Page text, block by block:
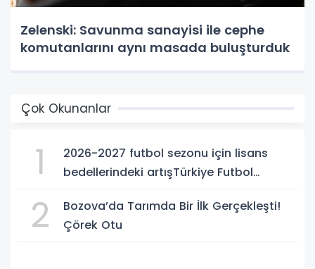
Zelenski: Savunma sanayisi ile cephe
komutanlarını aynı masada buluşturduk
Çok Okunanlar
1
2026-2027 futbol sezonu için lisans
bedellerindeki artışTürkiye Futbol
2
Bozova’da Tarımda Bir İlk Gerçekleşti!
Çörek Otu